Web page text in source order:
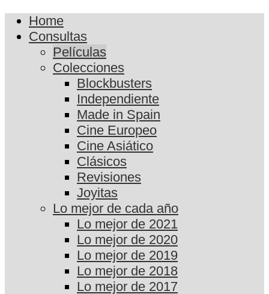
Home
Consultas
Películas
Colecciones
Blockbusters
Independiente
Made in Spain
Cine Europeo
Cine Asiático
Clásicos
Revisiones
Joyitas
Lo mejor de cada año
Lo mejor de 2021
Lo mejor de 2020
Lo mejor de 2019
Lo mejor de 2018
Lo mejor de 2017